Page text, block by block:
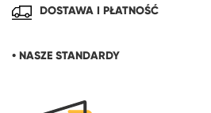
DOSTAWA I PŁATNOŚĆ
• NASZE STANDARDY